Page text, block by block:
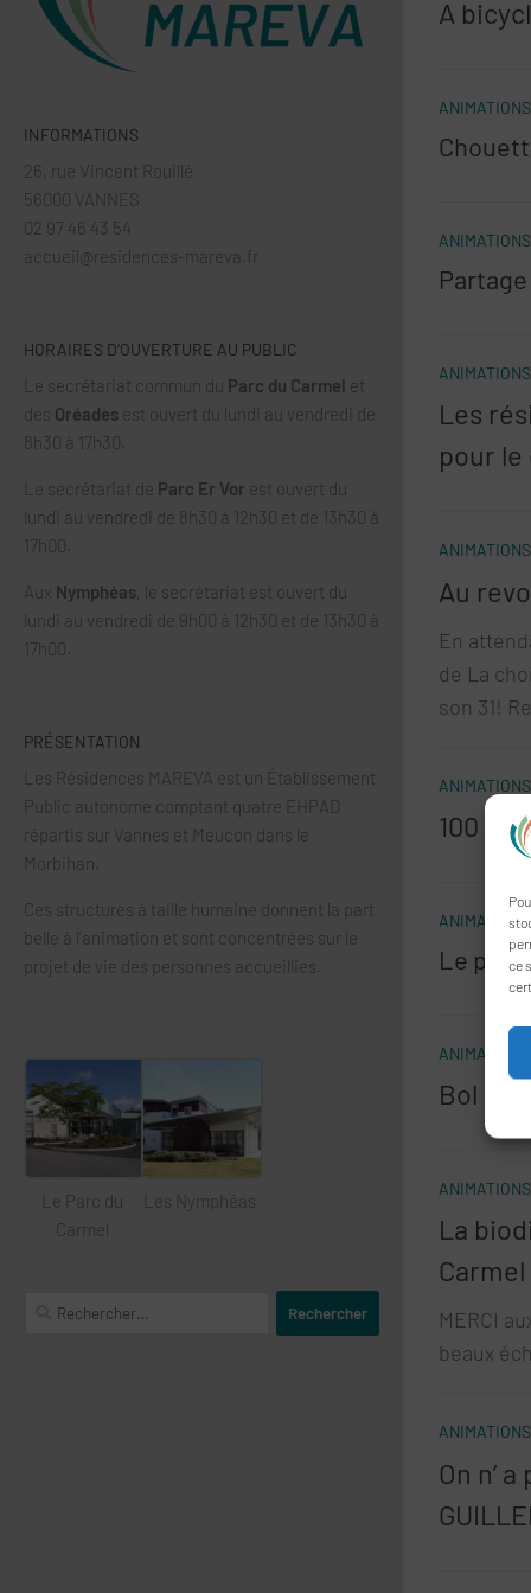
ce
A
ANIMATIONS
ANIMATIONS
ANIMATIONS
Les
pour le
ANIMATIONS
Au
En
de La
son 31!
ANIMATIONS
100
ANIMATIONS
Le
ANIMATIONS
Bol
ANIMATIONS
La
MERCI
beaux
ANIMATIONS
On n’
INFORMATIONS
26, rue Vincent Rouillé
56000 VANNES
02 97 46 43 54
accueil@residences-mareva.fr
HORAIRES D’OUVERTURE AU PUBLIC
Le secrétariat commun du Parc du Carmel et
des Oréades est ouvert du lundi au vendredi de
8h30 à 17h30.
Le secrétariat de Parc Er Vor est ouvert du
lundi au vendredi de 8h30 à 12h30 et de 13h30 à
17h00.
Aux Nymphéas , le secrétariat est ouvert du
lundi au vendredi de 9h00 à 12h30 et de 13h30 à
17h00.
PRÉSENTATION
Les Résidences MAREVA est un Établissement
Public autonome comptant quatre EHPAD
répartis sur Vannes et Meucon dans le
Morbihan.
Ces structures à taille humaine donnent la part
belle à l’animation et sont concentrées sur le
projet de vie des personnes accueillies.
Le Parc du
Carmel
Les Nymphéas
Rechercher :